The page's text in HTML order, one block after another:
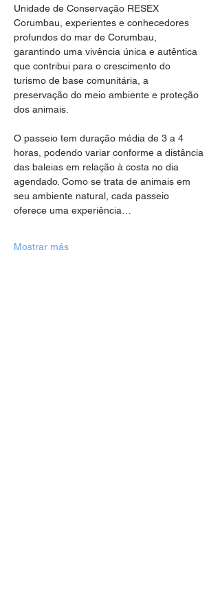
Unidade de Conservação RESEX
Corumbau, experientes e conhecedores
profundos do mar de Corumbau,
garantindo uma vivência única e autêntica
que contribui para o crescimento do
turismo de base comunitária, a
preservação do meio ambiente e proteção
dos animais.
O passeio tem duração média de 3 a 4
horas, podendo variar conforme a distância
das baleias em relação à costa no dia
agendado. Como se trata de animais em
seu ambiente natural, cada passeio
oferece uma experiência…
Mostrar más